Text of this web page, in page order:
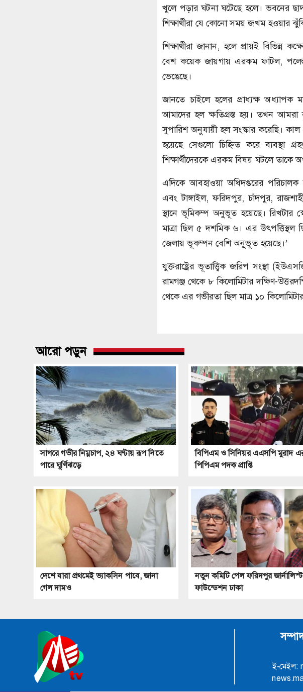
খুলে পড়ার ঘটনা ঘটেছে হলে। ভবনের
শিক্ষার্থীরা যে কোনো সময় জখম হওয়ার
শিক্ষার্থীরা জানান, হলে প্রায়ই
বেশ কয়েক জায়গায় এরকম ফাটল,
ভেঙেছে।
জানতে চাইলে হলের প্রাধ্যক্ষ
আমাদের হল ক্ষতিগ্রস্ত হয়। তখন আমরা
সুপারিশ অনুযায়ী হল সংস্কার করেছি।
হয়েছে সেগুলো চিহ্নিত করে ব্যবস্থা
শিক্ষার্থীদেরকে এরকম বিষয় ঘটলে
এদিকে আবহাওয়া অধিদপ্তরের
এবং টাঙ্গাইল, ফরিদপুর, চাঁদপুর,
স্থানে ভূমিকম্প অনুভূত হয়েছে। রিখটার
মাত্রা ছিল ৫ দশমিক ৬। এর উৎপত্তিস্থল
জেলায় ভূকম্পন বেশি অনুভূত হয়েছে।’
যুক্তরাষ্ট্রের ভূতাত্ত্বিক জরিপ সংস্থা
রামগঞ্জ থেকে ৮ কিলোমিটার দক্ষিণ-
থেকে এর গভীরতা ছিল মাত্র ১০
আরো পড়ুন
সাগরে গভীর নিম্নচাপ, ২৪ ঘণ্টায় রূপ নিতে
পারে ঘূর্ণিঝড়ে
বিপিএম ও সিনিয়র এএসপি মুরাদ
পিপিএম পদক প্রাপ্তি
দেশে যারা প্রথমেই ভ্যাকসিন পাবে, জানা
গেল দামও
নতুন কমিটি পেল ফরিদপুর জার্নালিস্ট
ফাউন্ডেশন ঢাকা
ই-মেইল: